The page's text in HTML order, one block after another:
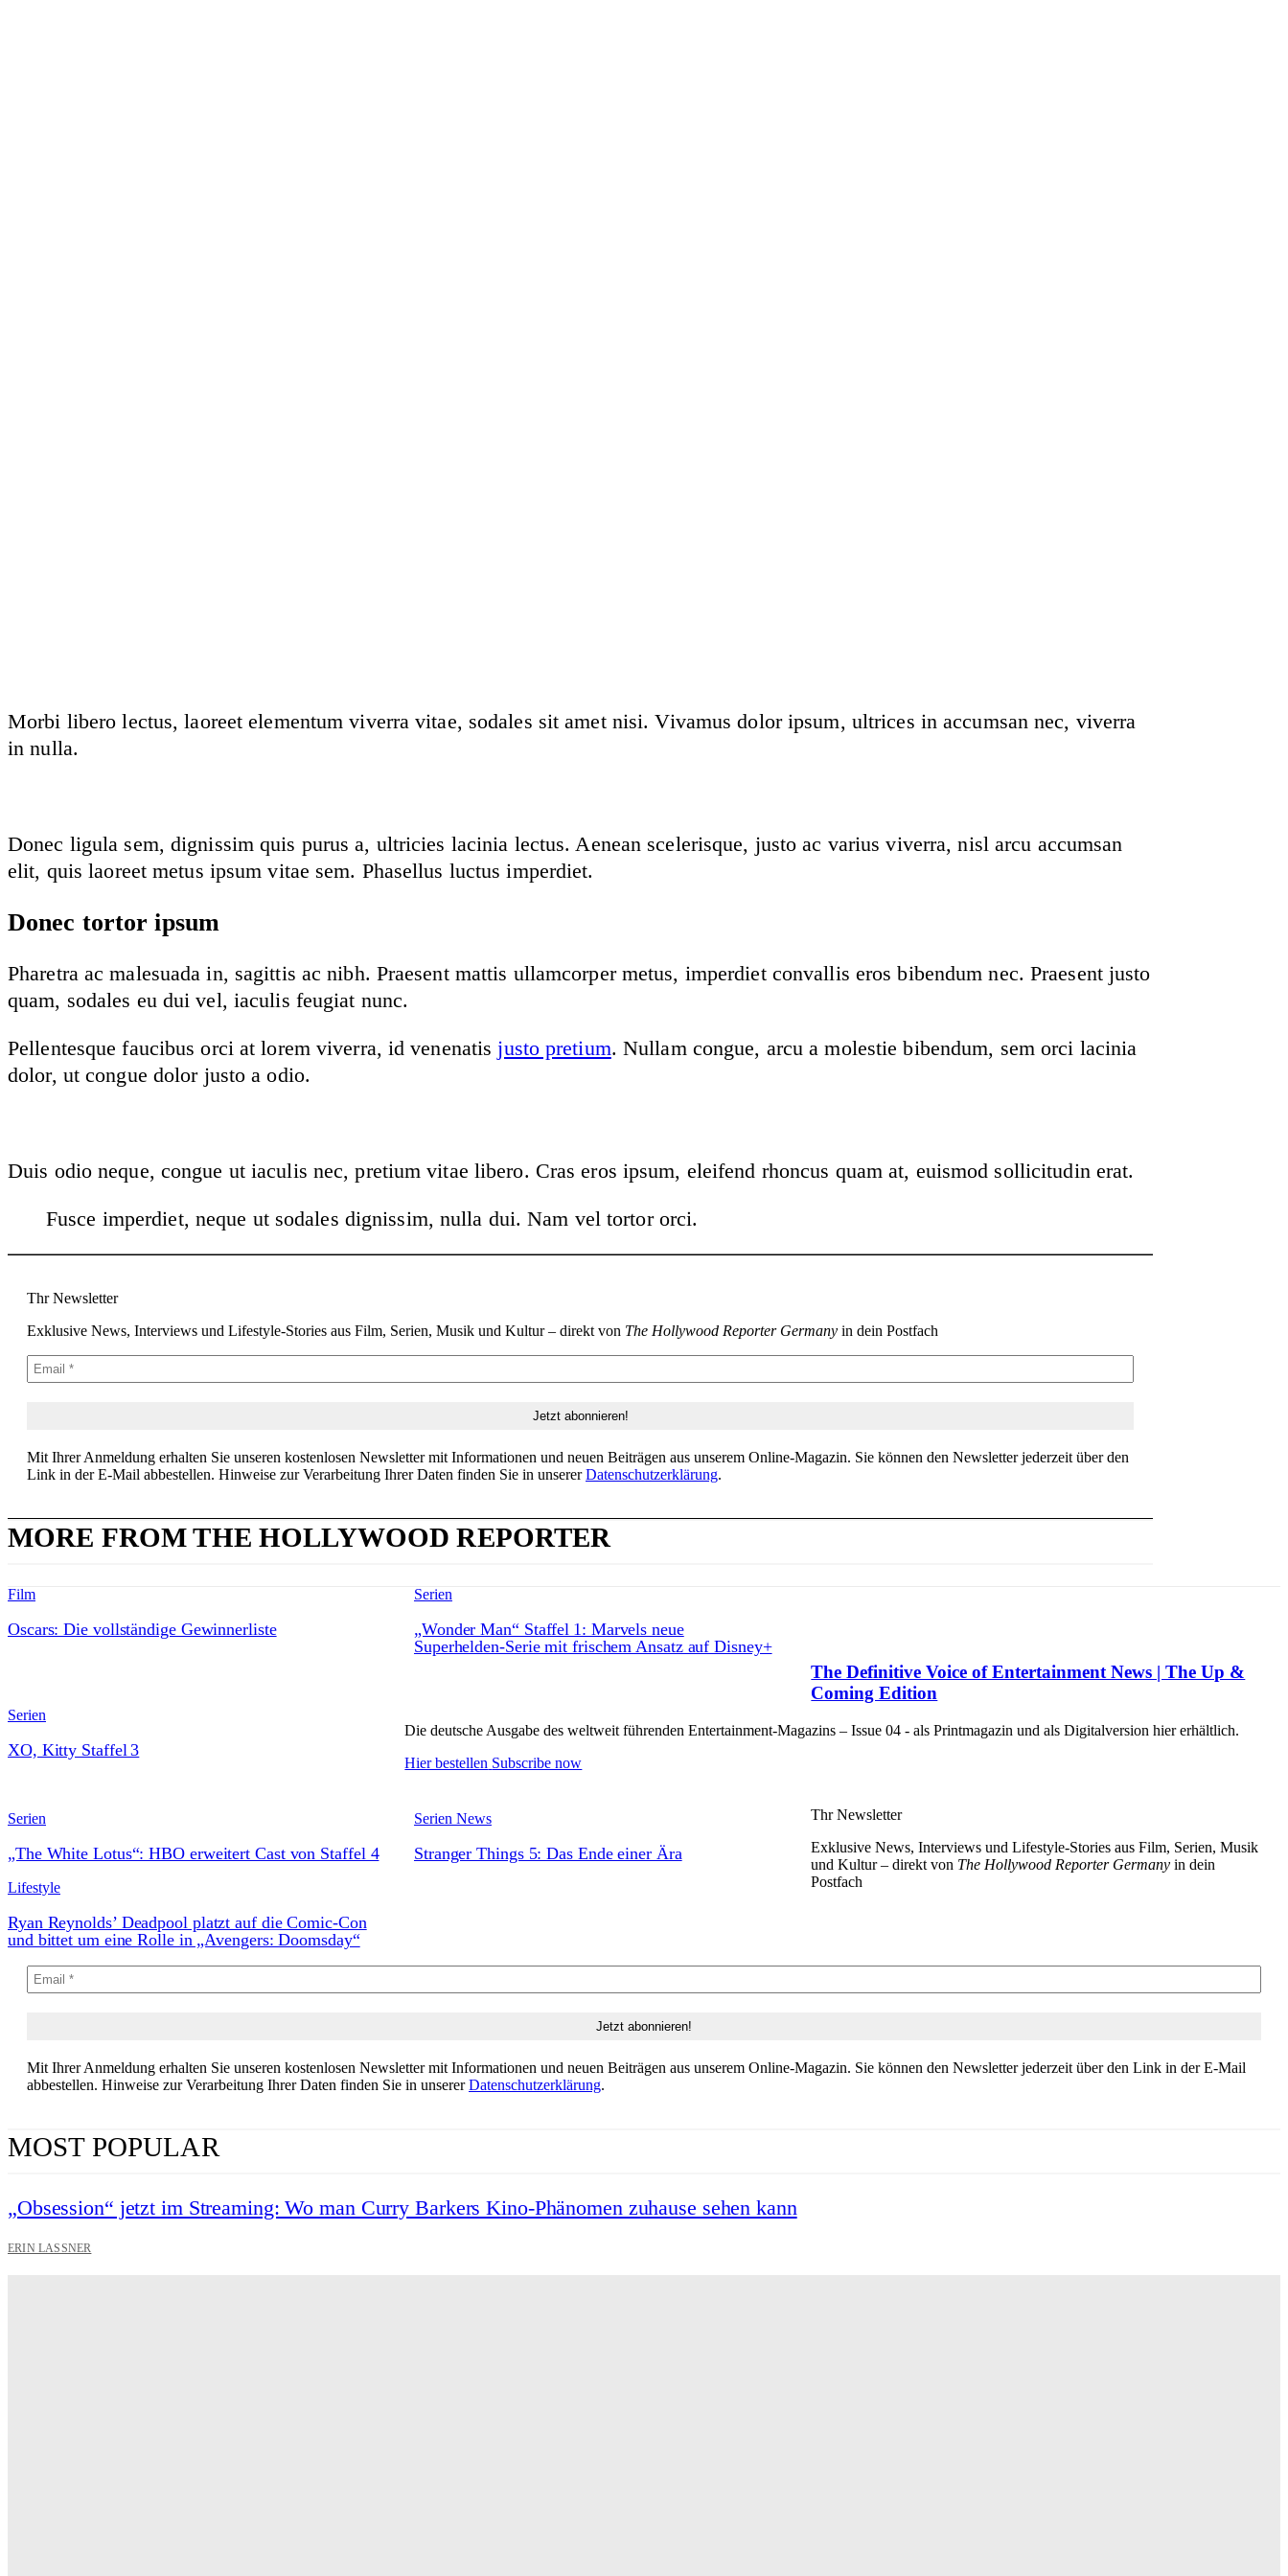
Morbi libero lectus, laoreet elementum viverra vitae, sodales sit amet nisi. Vivamus dolor ipsum, ultrices in accumsan nec, viverra
in nulla.
Donec ligula sem, dignissim quis purus a, ultricies lacinia lectus. Aenean scelerisque, justo ac varius viverra, nisl arcu accumsan
elit, quis laoreet metus ipsum vitae sem. Phasellus luctus imperdiet.
Donec tortor ipsum
Pharetra ac malesuada in, sagittis ac nibh. Praesent mattis ullamcorper metus, imperdiet convallis eros bibendum nec. Praesent justo
quam, sodales eu dui vel, iaculis feugiat nunc.
Pellentesque faucibus orci at lorem viverra, id venenatisjusto pretium. Nullam congue, arcu a molestie bibendum, sem orci lacinia
dolor, ut congue dolor justo a odio.
Duis odio neque, congue ut iaculis nec, pretium vitae libero. Cras eros ipsum, eleifend rhoncus quam at, euismod sollicitudin erat.
Fusce imperdiet, neque ut sodales dignissim, nulla dui. Nam vel tortor orci.
Thr Newsletter
Exklusive News, Interviews und Lifestyle-Stories aus Film, Serien, Musik und Kultur – direkt von The Hollywood Reporter Germany in dein Postfach
Mit Ihrer Anmeldung erhalten Sie unseren kostenlosen Newsletter mit Informationen und neuen Beiträgen aus unserem Online-Magazin. Sie können den Newsletter jederzeit über den
Link in der E-Mail abbestellen. Hinweise zur Verarbeitung Ihrer Daten finden Sie in unsererDatenschutzerklärung.
MORE FROM THE HOLLYWOOD REPORTER
Film
Oscars: Die vollständige Gewinnerliste
Serien
„Wonder Man“ Staffel 1: Marvels neue
Superhelden‑Serie mit frischem Ansatz auf Disney+
Serien
XO, Kitty Staffel 3
Serien
„The White Lotus“: HBO erweitert Cast von Staffel 4
Serien News
Stranger Things 5: Das Ende einer Ära
Lifestyle
Ryan Reynolds’ Deadpool platzt auf die Comic-Con
und bittet um eine Rolle in „Avengers: Doomsday“
The Definitive Voice of Entertainment News | The Up &
Coming Edition
Die deutsche Ausgabe des weltweit führenden Entertainment-Magazins – Issue 04 - als Printmagazin und als Digitalversion hier erhältlich.
Hier bestellen Subscribe now
Thr Newsletter
Exklusive News, Interviews und Lifestyle-Stories aus Film, Serien, Musik
und Kultur – direkt von The Hollywood Reporter Germany in dein
Postfach
Mit Ihrer Anmeldung erhalten Sie unseren kostenlosen Newsletter mit Informationen und neuen Beiträgen aus unserem Online-Magazin. Sie können den Newsletter jederzeit über den Link in der E-Mail
abbestellen. Hinweise zur Verarbeitung Ihrer Daten finden Sie in unsererDatenschutzerklärung.
MOST POPULAR
„Obsession“ jetzt im Streaming: Wo man Curry Barkers Kino-Phänomen zuhause sehen kann
ERIN LASSNER